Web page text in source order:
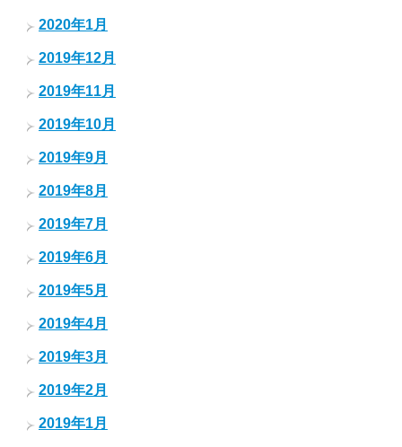
2020年1月
2019年12月
2019年11月
2019年10月
2019年9月
2019年8月
2019年7月
2019年6月
2019年5月
2019年4月
2019年3月
2019年2月
2019年1月